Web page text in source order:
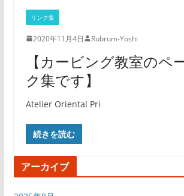
リンク集
2020年11月4日 Rubrum-Yoshi
【カービング教室のペ
ク集です】
Atelier Oriental Pri
続きを読む
アーカイブ